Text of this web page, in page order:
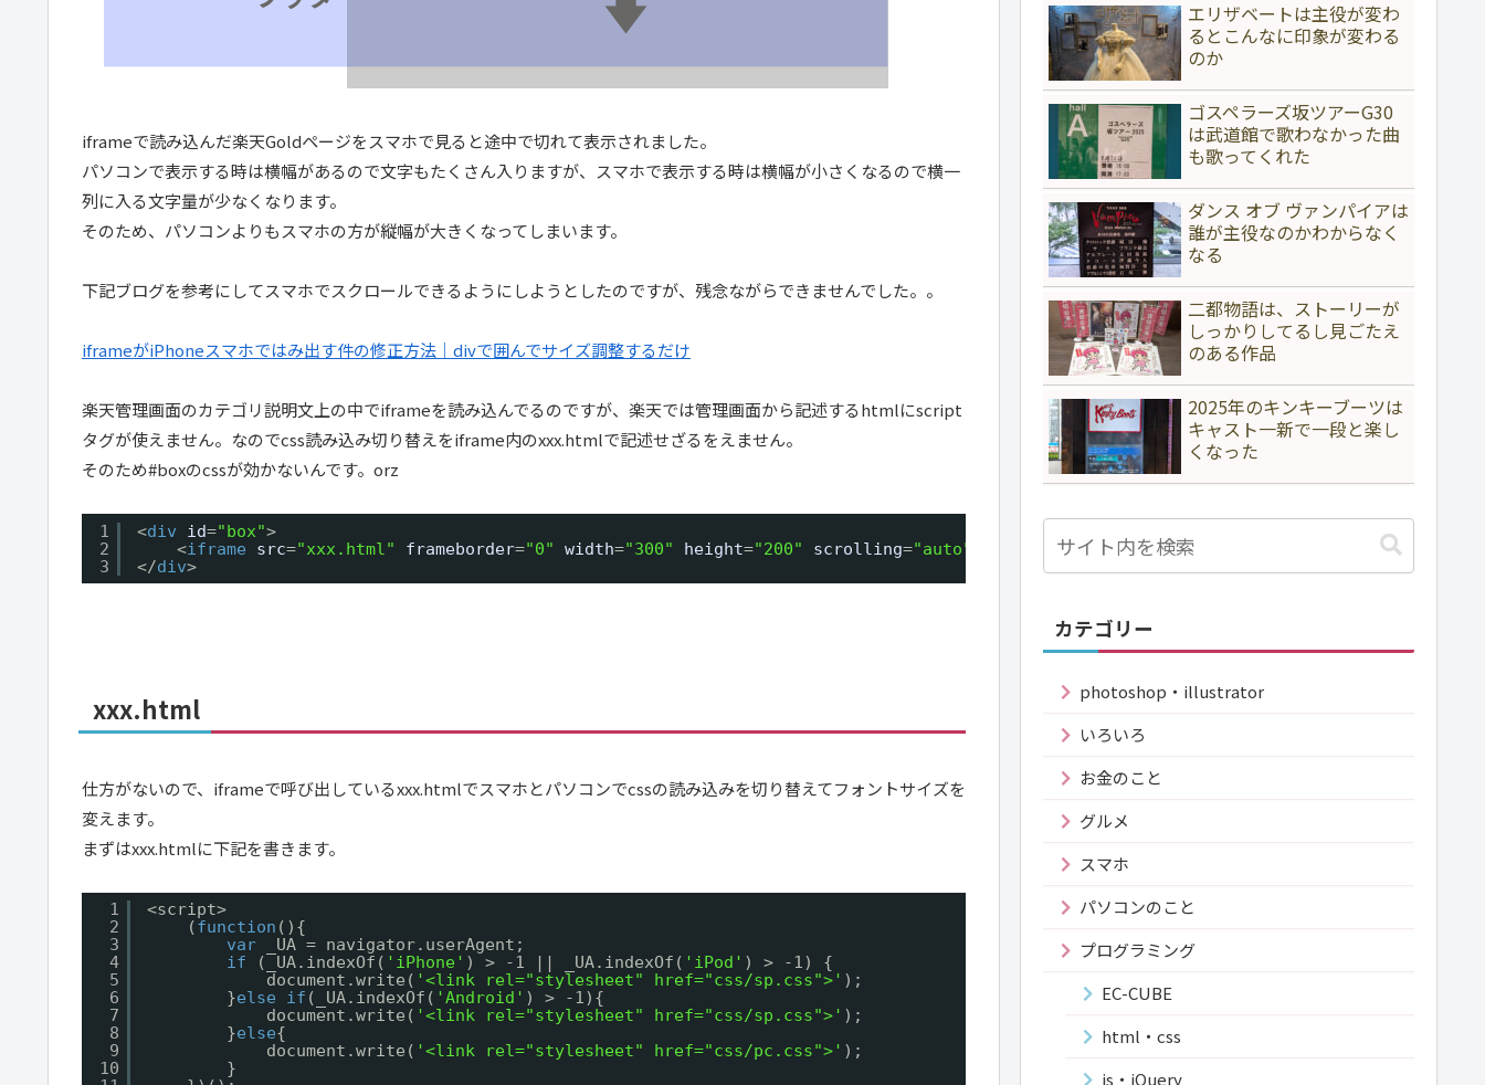
iframeで読み込んだ楽天Goldページをスマホで見ると途中で切れて表示されました。
パソコンで表示する時は横幅があるので文字もたくさん入りますが、スマホで表示する時は横幅が小さくなるので横一
列に入る文字量が少なくなります。
そのため、パソコンよりもスマホの方が縦幅が大きくなってしまいます。
下記ブログを参考にしてスマホでスクロールできるようにしようとしたのですが、残念ながらできませんでした。。
iframeがiPhoneスマホではみ出す件の修正方法｜divで囲んでサイズ調整するだけ
楽天管理画面のカテゴリ説明文上の中でiframeを読み込んでるのですが、楽天では管理画面から記述するhtmlにscript
タグが使えません。なのでcss読み込み切り替えをiframe内のxxx.htmlで記述せざるをえません。
そのため#boxのcssが効かないんです。orz
1
2
3
<div id="box">
<iframe src="xxx.html" frameborder="0" width="300" height="200" scrolling="auto" iframe>
</div>
xxx.html
仕方がないので、iframeで呼び出しているxxx.htmlでスマホとパソコンでcssの読み込みを切り替えてフォントサイズを
変えます。
まずはxxx.htmlに下記を書きます。
1
2
3
4
5
6
7
8
9
10
<script>
(function (){
var
_UA = navigator.userAgent;
if
(_UA.indexOf( 'iPhone' ) > -1 || _UA.indexOf( 'iPod' ) > -1) {
document.write( '<link rel="stylesheet" href="css/sp.css">' );
}else if (_UA.indexOf( 'Android' ) > -1){
document.write( '<link rel="stylesheet" href="css/sp.css">' );
}else{
document.write( '<link rel="stylesheet" href="css/pc.css">' );
}
エリザベートは主役が変わ
るとこんなに印象が変わる
のか
ゴスペラーズ坂ツアーG30
は武道館で歌わなかった曲
も歌ってくれた
ダンス オブ ヴァンパイアは
誰が主役なのかわからなく
なる
二都物語は、ストーリーが
しっかりしてるし見ごたえ
のある作品
2025年のキンキーブーツは
キャスト一新で一段と楽し
くなった
カテゴリー
photoshop・illustrator
いろいろ
お金のこと
グルメ
スマホ
パソコンのこと
プログラミング
EC-CUBE
html・css
js・jQuery